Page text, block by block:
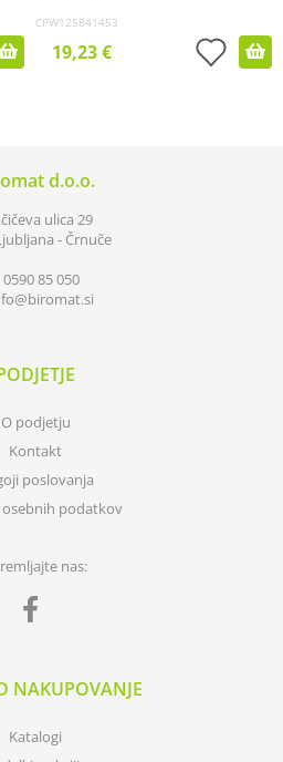
CPW125841453
19,23 €
d.o.o.
ulica 29
- Črnuče
0590 85 050
biromat.si
O podjetju
Kontakt
poslovanja
podatkov
nas:
NAKUPOVANJE
Katalogi